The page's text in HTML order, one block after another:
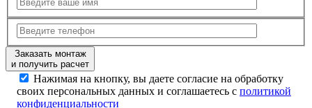
Заказать монтаж
и получить расчет
Нажимая на кнопку, вы даете согласие на обработку
своих персональных данных и соглашаетесь с политикой
конфиденциальности